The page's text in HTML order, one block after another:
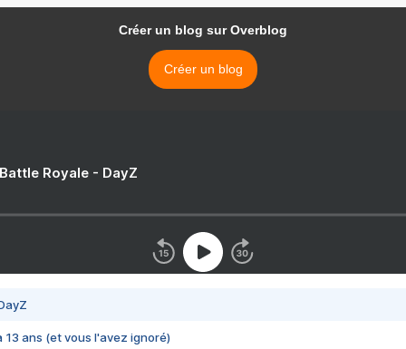
Créer un blog sur Overblog
Créer un blog
Royale - DayZ
13 ans (et vous l'avez ignoré)